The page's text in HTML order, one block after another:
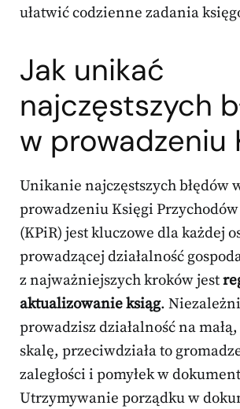
ułatwić codzienne zadania
Jak unikać
najczęstszych
w prowadzeniu
Unikanie najczęstszych błędów
prowadzeniu Księgi
(KPiR) jest kluczowe dla każdej
prowadzącej działalność
z najważniejszych kroków jest
aktualizowanie ksiąg.
prowadzisz działalność na
skalę, przeciwdziała to
zaległości i pomyłek w
Utrzymywanie porządku w